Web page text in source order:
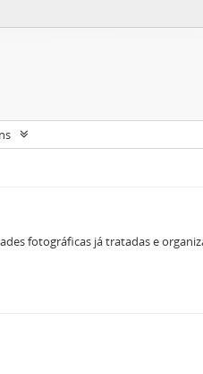
fotográficas já tratadas e